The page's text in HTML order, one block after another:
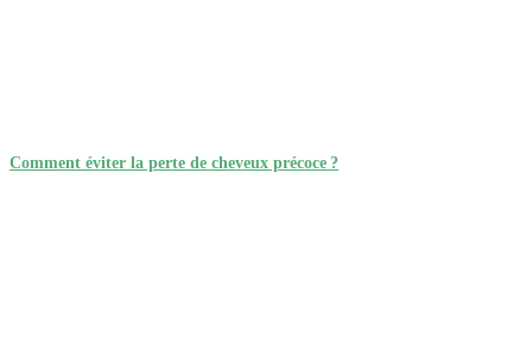
Comment éviter la perte de cheveux précoce ?